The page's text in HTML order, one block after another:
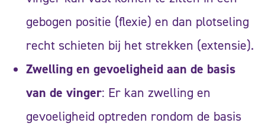
gebogen positie (flexie) en dan plotseling
recht schieten bij het strekken (extensie).
Zwelling en gevoeligheid aan de basis
van de vinger: Er kan zwelling en
gevoeligheid optreden rondom de basis